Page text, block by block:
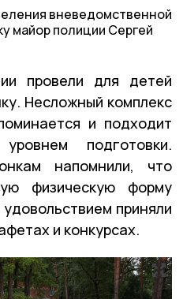
вневедомственной
майор полиции Сергей
провели для детей
Несложный комплекс
и подходит
подготовки.
напомнили, что
физическую форму
приняли
и конкурсах.